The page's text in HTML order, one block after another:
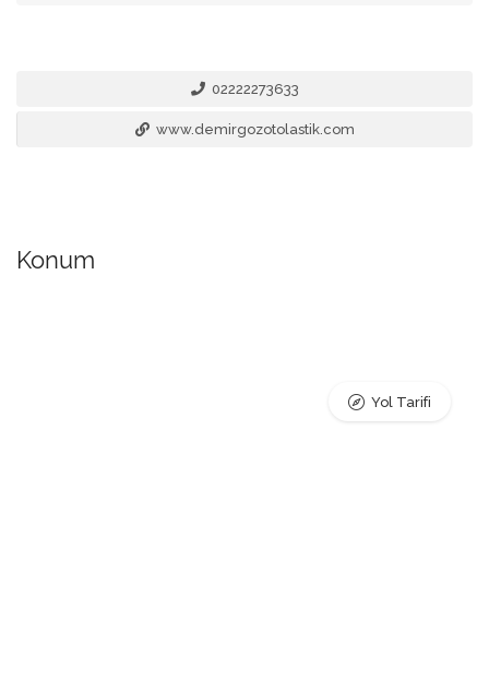
02222273633
www.demirgozotolastik.com
Konum
Yol Tarifi